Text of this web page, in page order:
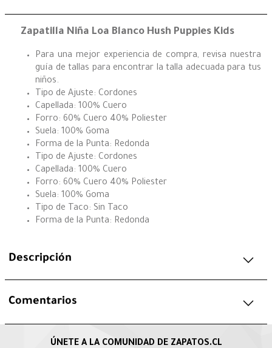
Zapatilla Niña Loa Blanco Hush Puppies Kids
Para una mejor experiencia de compra, revisa nuestra
guía de tallas para encontrar la talla adecuada para tus
niños.
Tipo de Ajuste: Cordones
Capellada: 100% Cuero
Forro: 60% Cuero 40% Poliester
Suela: 100% Goma
Forma de la Punta: Redonda
Tipo de Ajuste: Cordones
Capellada: 100% Cuero
Forro: 60% Cuero 40% Poliester
Suela: 100% Goma
Tipo de Taco: Sin Taco
Forma de la Punta: Redonda
Descripción
Comentarios